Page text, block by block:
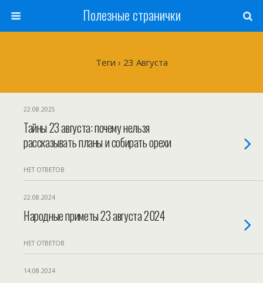
Полезные странички
Теги › 23 Августа
22.08.2025
Тайны 23 августа: почему нельзя
рассказывать планы и собирать орехи
НЕТ ОТВЕТОВ
22.08.2024
Народные приметы 23 августа 2024
НЕТ ОТВЕТОВ
14.08.2024